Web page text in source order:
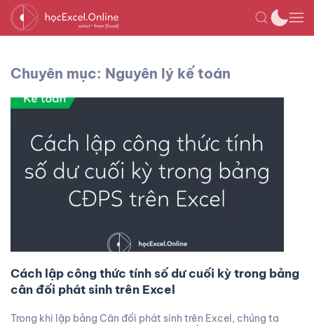
Chuyên mục: Nguyên lý kế toán
Cách lập công thức tính số dư cuối kỳ trong bảng
cân đối phát sinh trên Excel
Trong khi lập bảng Cân đối phát sinh trên Excel, chúng ta